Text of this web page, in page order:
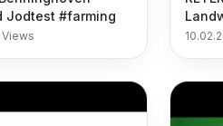
Jodtest #farming
Views